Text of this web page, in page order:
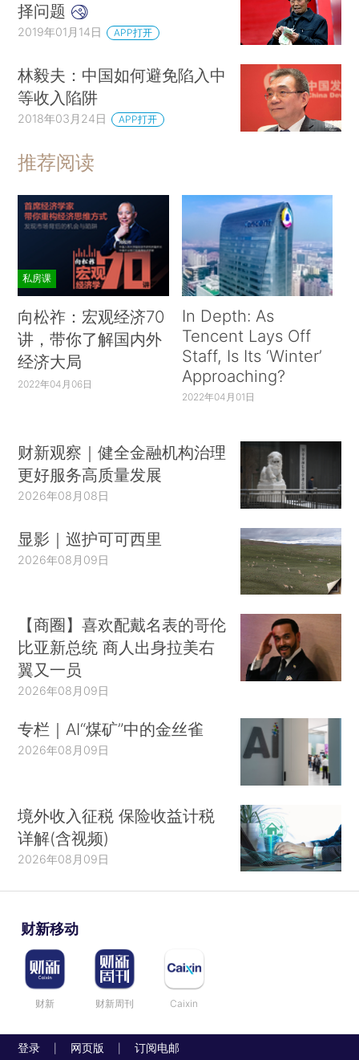
择问题
2019年01月14日 APP打开
林毅夫：中国如何避免陷入中
等收入陷阱
2018年03月24日 APP打开
推荐阅读
私房课
向松祚：宏观经济70
讲，带你了解国内外
经济大局
2022年04月06日
In Depth: As
Tencent Lays Off
Staff, Is Its ‘Winter’
Approaching?
2022年04月01日
财新观察｜健全金融机构治理
更好服务高质量发展
2026年08月08日
显影｜巡护可可西里
2026年08月09日
【商圈】喜欢配戴名表的哥伦
比亚新总统 商人出身拉美右
翼又一员
2026年08月09日
专栏｜AI“煤矿”中的金丝雀
2026年08月09日
境外收入征税 保险收益计税
详解(含视频)
2026年08月09日
财新移动
财新 财新周刊 Caixin
登录 网页版 订阅电邮